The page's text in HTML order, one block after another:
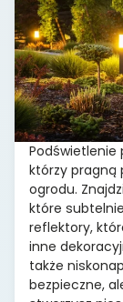
którzy pragną
ogrodu.
które
reflektory,
inne
także
bezpieczne,